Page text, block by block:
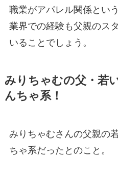
職業がアパレル関係とい
業界での経験も父親のス
いることでしょう。
みりちゃむの父・若
んちゃ系！
みりちゃむさんの父親の
ちゃ系だったとのこと。